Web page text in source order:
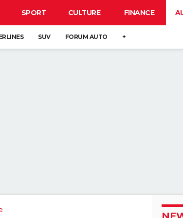
SPORT CULTURE FINANCE
SUV FORUM AUTO +